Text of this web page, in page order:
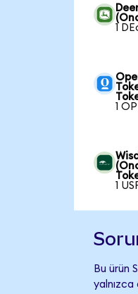
1
1
1
Bu ürün
yalnızca